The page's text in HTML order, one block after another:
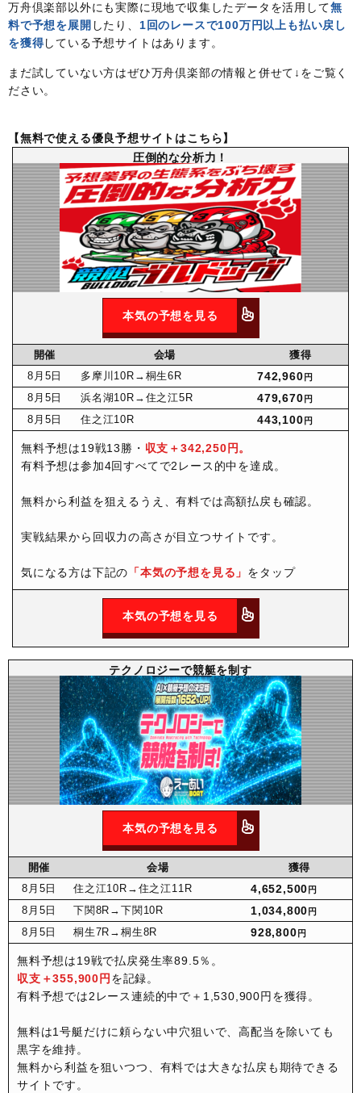
万舟倶楽部以外にも実際に現地で収集したデータを活用して無
料で予想を展開 したり、 1回のレースで100万円以上も払い戻し
を獲得している予想サイトはあります。
まだ試していない方はぜひ万舟倶楽部の情報と併せて↓をご覧く
ださい。
【無料で使える優良予想サイトはこちら】
圧倒的な分析力！
本気の予想を見る
開催 会場
獲得
8月 5日 多摩川10R →桐生6R 742,960 円
8月 5日 浜名湖10R →住之江5R 479,670 円
8月 5日 住之江10R 443,100 円
無料予想は19戦13勝・ 収支＋342,250円。
有料予想は参加4回すべてで2レース的中を達成。
無料から利益を狙えるうえ、有料では高額払戻も確認。
実戦結果から回収力の高さが目立つサイトです。
気になる方は下記の 「本気の予想を見る」 をタップ
本気の予想を見る
テクノロジーで競艇を制す
本気の予想を見る
開催 会場
獲得
8月 5日 住之江10R →住之江11R 4,652,500 円
8月 5日 下関8R →下関10R 1,034,800 円
8月 5日 桐生7R →桐生8R 928,800 円
無料予想は19戦で払戻発生率89.5％。
収支＋355,900円 を記録。
有料予想では2レース連続的中で＋1,530,900円を獲得。
無料は1号艇だけに頼らない中穴狙いで、高配当を除いても
黒字を維持。
無料から利益を狙いつつ、有料では大きな払戻も期待できる
サイトです。